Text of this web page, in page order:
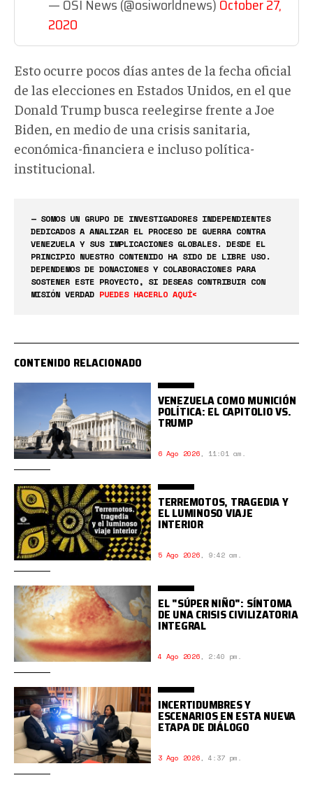
— OSI News (@osiworldnews)October 27,
2020
Esto ocurre pocos días antes de la fecha oficial
de las elecciones en Estados Unidos, en el que
Donald Trump busca reelegirse frente a Joe
Biden, en medio de una crisis sanitaria,
económica-financiera e incluso política-
institucional.
— SOMOS UN GRUPO DE INVESTIGADORES INDEPENDIENTES
DEDICADOS A ANALIZAR EL PROCESO DE GUERRA CONTRA
VENEZUELA Y SUS IMPLICACIONES GLOBALES. DESDE EL
PRINCIPIO NUESTRO CONTENIDO HA SIDO DE LIBRE USO.
DEPENDEMOS DE DONACIONES Y COLABORACIONES PARA
SOSTENER ESTE PROYECTO, SI DESEAS CONTRIBUIR CON
MISIÓN VERDAD PUEDES HACERLO AQUÍ<
CONTENIDO RELACIONADO
VENEZUELA COMO MUNICIÓN
POLÍTICA: EL CAPITOLIO VS.
TRUMP
6 Ago 2026, 11:01 am.
TERREMOTOS, TRAGEDIA Y
EL LUMINOSO VIAJE
INTERIOR
5 Ago 2026, 9:42 am.
EL "SÚPER NIÑO": SÍNTOMA
DE UNA CRISIS CIVILIZATORIA
INTEGRAL
4 Ago 2026, 2:40 pm.
INCERTIDUMBRES Y
ESCENARIOS EN ESTA NUEVA
ETAPA DE DIÁLOGO
3 Ago 2026, 4:37 pm.